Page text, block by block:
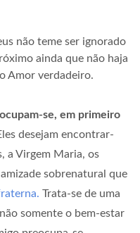
não teme ser ignorado
ainda que não haja
Amor verdadeiro.
se, em primeiro
desejam encontrar-
a Virgem Maria, os
sobrenatural que
Trata-se de uma
somente o bem-estar